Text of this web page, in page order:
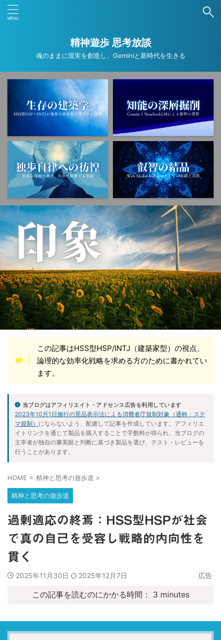
タグ
ANAカード ANAマイル
Gemini NotebookLM SNS Wordpress
アプリ オカルト コンプレックス
ストレスマネジメント トラウマ ニュース
フリーランス ブログ運営 ミニマリスト
健康的な習慣 動画解説 性格改善 悟り 愚痴
断ち物 断捨離 旅行 歴史と社会
気づき 神 自己分析
自己研鑽 言葉 超能力者 転職活動 運
音声解説 願望達成 魂
アーカイブ
2026/6/1：当ブログが１周年を迎えました。皆さんありがと
HSS型HSP×INTJの単発バイト術｜タイミー・シェアフルで凌
2026.07.18
魔法入門の実践ガイド｜W.E.バトラーが説く魔法人格の構築と
【生存の余白】人生最悪の３ヶ月｜組織崩壊した会社で就職を
後悔した日々の記録
エスコンフィールド攻略｜ANAマイル活用の財務戦略と最高品
質の観戦体験
精神遊歩 思考放談
魂のままに現実を創造し、Geminiと新時代を生きる
この記事はHSS型HSP/INTJ（建築家型）の視点、
論理的な効率化戦略を求める方のために書かれてい
ます。
当ブログはアフィリエイト・アドセンス広告を利用しています
2023年10月1日施行の景品表示法による消費者庁規制対象（通称：ステ
マ規制） にならないよう、配慮して記事を作成しています。アフィリエ
イトリンクを通じて製品を購入することで手数料が得られ、当ブログの
主宰者が独自の審美眼と判断に基づき製品を選び、テスト・レビューを
行うことがあります。
HOME > 精神と思考の遊歩道 >
精神と思考の遊歩道
過剰適応の終焉：HSS型HSPが社会
で真の自己を受容し戦略的内向性を
貫く
2025年11月30日 2025年12月7日 広告
この記事を読むのにかかる時間： 3 minutes